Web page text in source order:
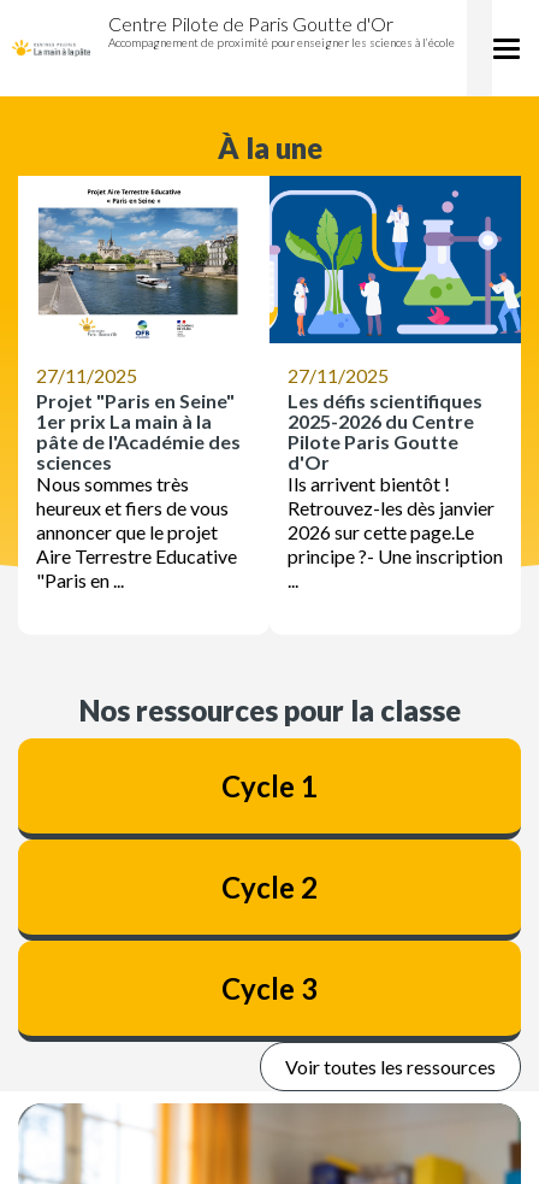
Centre
pilote
au
contenu
Centre Pilote de Paris Goutte d'Or
Accompagnement de proximité pour enseigner les sciences à l’école
À la une
27/11/2025
Projet "Paris en Seine"
1er prix La main à la
pâte de l'Académie des
sciences
Nous sommes très
heureux et fiers de vous
annoncer que le projet
Aire Terrestre Educative
"Paris en ...
27/11/2025
Les défis scientifiques
2025-2026 du Centre
Pilote Paris Goutte
d'Or
Ils arrivent bientôt !
Retrouvez-les dès janvier
2026 sur cette page.Le
principe ?- Une inscription
Nos ressources pour la classe
Cycle 1
Cycle 2
Cycle 3
Voir toutes les ressources